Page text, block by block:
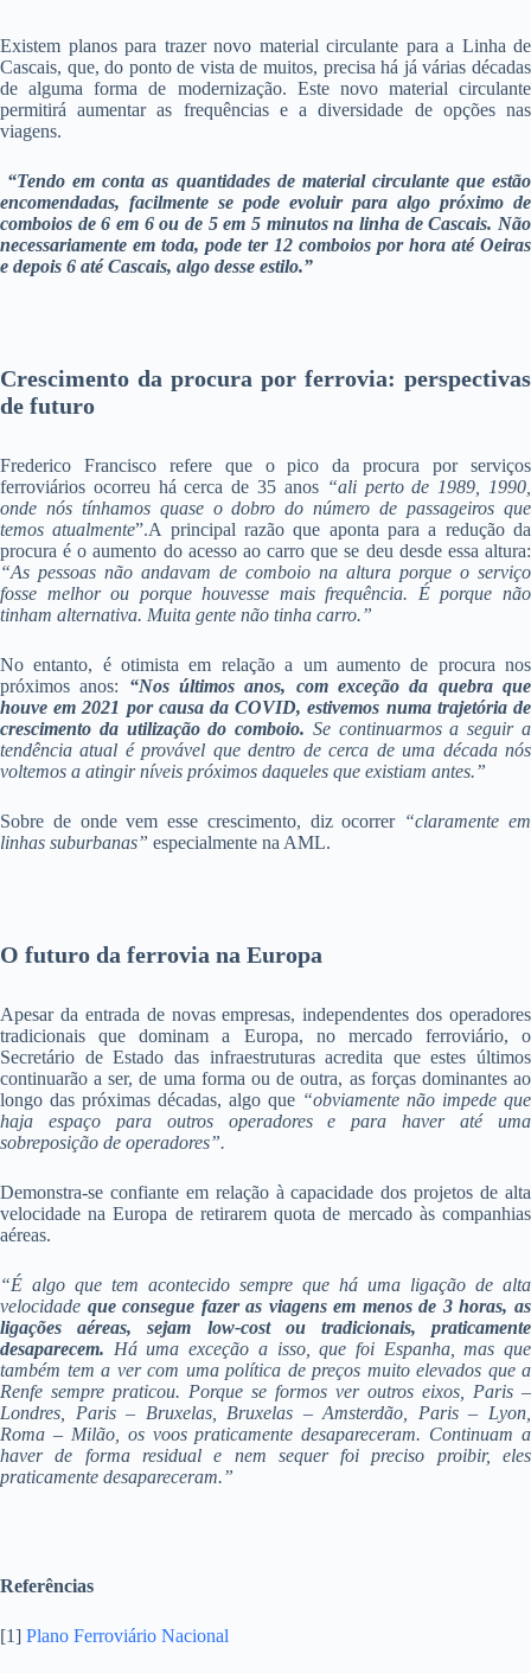
Existem planos para trazer novo material circulante para a Linha de
Cascais, que, do ponto de vista de muitos, precisa há já várias décadas
de alguma forma de modernização. Este novo material circulante
permitirá aumentar as frequências e a diversidade de opções nas
viagens.
“Tendo em conta as quantidades de material circulante que estão
encomendadas, facilmente se pode evoluir para algo próximo de
comboios de 6 em 6 ou de 5 em 5 minutos na linha de Cascais. Não
necessariamente em toda, pode ter 12 comboios por hora até Oeiras
e depois 6 até Cascais, algo desse estilo.”
Crescimento da procura por ferrovia: perspectivas
de futuro
Frederico Francisco refere que o pico da procura por serviços
ferroviários ocorreu há cerca de 35 anos “ali perto de 1989, 1990,
onde nós tínhamos quase o dobro do número de passageiros que
temos atualmente”.A principal razão que aponta para a redução da
procura é o aumento do acesso ao carro que se deu desde essa altura:
“As pessoas não andavam de comboio na altura porque o serviço
fosse melhor ou porque houvesse mais frequência. É porque não
tinham alternativa. Muita gente não tinha carro.”
No entanto, é otimista em relação a um aumento de procura nos
próximos anos: “Nos últimos anos, com exceção da quebra que
houve em 2021 por causa da COVID, estivemos numa trajetória de
crescimento da utilização do comboio. Se continuarmos a seguir a
tendência atual é provável que dentro de cerca de uma década nós
voltemos a atingir níveis próximos daqueles que existiam antes.”
Sobre de onde vem esse crescimento, diz ocorrer “claramente em
linhas suburbanas” especialmente na AML.
O futuro da ferrovia na Europa
Apesar da entrada de novas empresas, independentes dos operadores
tradicionais que dominam a Europa, no mercado ferroviário, o
Secretário de Estado das infraestruturas acredita que estes últimos
continuarão a ser, de uma forma ou de outra, as forças dominantes ao
longo das próximas décadas, algo que “obviamente não impede que
haja espaço para outros operadores e para haver até uma
sobreposição de operadores”.
Demonstra-se confiante em relação à capacidade dos projetos de alta
velocidade na Europa de retirarem quota de mercado às companhias
aéreas.
“É algo que tem acontecido sempre que há uma ligação de alta
velocidade que consegue fazer as viagens em menos de 3 horas, as
ligações aéreas, sejam low-cost ou tradicionais, praticamente
desaparecem. Há uma exceção a isso, que foi Espanha, mas que
também tem a ver com uma política de preços muito elevados que a
Renfe sempre praticou. Porque se formos ver outros eixos, Paris –
Londres, Paris – Bruxelas, Bruxelas – Amsterdão, Paris – Lyon,
Roma – Milão, os voos praticamente desapareceram. Continuam a
haver de forma residual e nem sequer foi preciso proibir, eles
praticamente desapareceram.”
Referências
[1] Plano Ferroviário Nacional